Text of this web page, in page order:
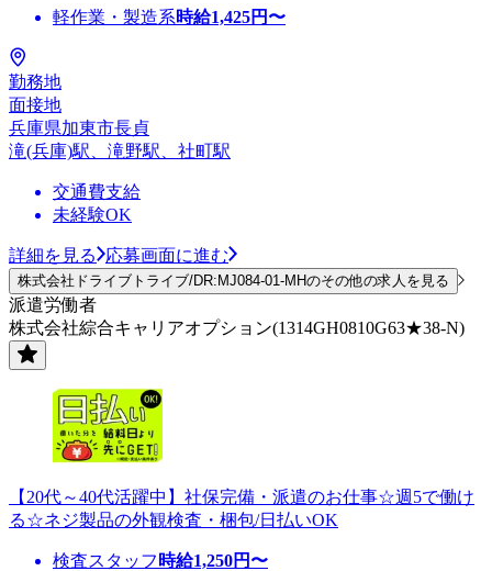
軽作業・製造系時給1,425円〜
勤務地
面接地
兵庫県加東市長貞
滝(兵庫)駅、滝野駅、社町駅
交通費支給
未経験OK
詳細を見る 応募画面に進む
株式会社ドライブトライブ/DR:MJ084-01-MHのその他の求人を見る
派遣労働者
株式会社綜合キャリアオプション(1314GH0810G63★38-N)
【20代～40代活躍中】社保完備・派遣のお仕事☆週5で働け
る☆ネジ製品の外観検査・梱包/日払いOK
検査スタッフ 時給1,250円〜